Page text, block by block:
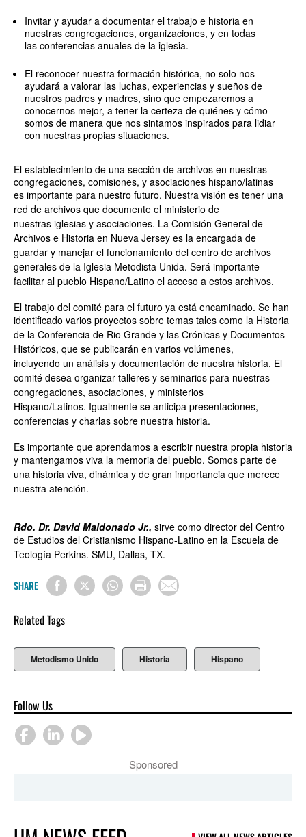
Invitar y ayudar a documentar el trabajo e historia en
nuestras congregaciones, organizaciones, y en todas
las conferencias anuales de la iglesia.
El reconocer nuestra formación histórica, no solo nos
ayudará a valorar las luchas, experiencias y sueños de
nuestros padres y madres, sino que empezaremos a
conocernos mejor, a tener la certeza de quiénes y cómo
somos de manera que nos sintamos inspirados para lidiar
con nuestras propias situaciones.
El establecimiento de una sección de archivos en nuestras
congregaciones, comisiones, y asociaciones hispano/latinas
es importante para nuestro futuro. Nuestra visión es tener una
red de archivos que documente el ministerio de
nuestras iglesias y asociaciones. La Comisión General de
Archivos e Historia en Nueva Jersey es la encargada de
guardar y manejar el funcionamiento del centro de archivos
generales de la Iglesia Metodista Unida. Será importante
facilitar al pueblo Hispano/Latino el acceso a estos archivos.
El trabajo del comité para el futuro ya está encaminado. Se han
identificado varios proyectos sobre temas tales como la Historia
de la Conferencia de Rio Grande y las Crónicas y Documentos
Históricos, que se publicarán en varios volúmenes,
incluyendo un análisis y documentación de nuestra historia. El
comité desea organizar talleres y seminarios para nuestras
congregaciones, asociaciones, y ministerios
Hispano/Latinos. Igualmente se anticipa presentaciones,
conferencias y charlas sobre nuestra historia.
Es importante que aprendamos a escribir nuestra propia historia
y mantengamos viva la memoria del pueblo. Somos parte de
una historia viva, dinámica y de gran importancia que merece
nuestra atención.
Rdo. Dr. David Maldonado Jr., sirve como director del Centro
de Estudios del Cristianismo Hispano-Latino en la Escuela de
Teología Perkins. SMU, Dallas, TX.
SHARE
Related Tags
Metodismo Unido Historia Hispano
Follow Us
Sponsored